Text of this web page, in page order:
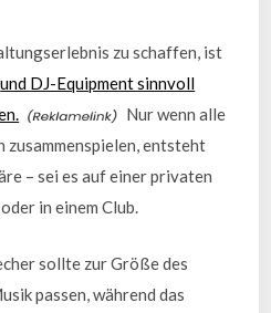
zu schaffen, ist
und DJ-Equipment sinnvoll
Nur wenn alle
zusammenspielen, entsteht
– sei es auf einer privaten
in einem Club.
sollte zur Größe des
passen, während das